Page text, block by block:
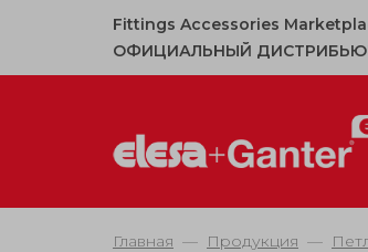
Fittings Accessories
ОФИЦИАЛЬНЫЙ
Главная Продукция